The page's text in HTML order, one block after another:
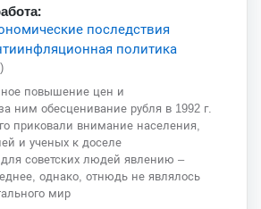
последствия
политика
повышение цен и
ним обесценивание рубля в 1992 г.
приковали внимание населения,
и ученых к доселе
советских людей явлению –
однако, отнюдь не являлось
мир